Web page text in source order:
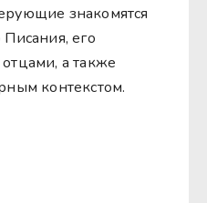
знакомятся
его
а также
контекстом.